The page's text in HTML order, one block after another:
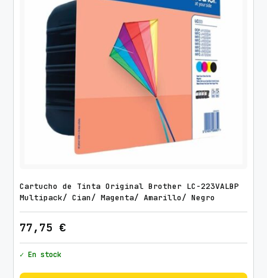
Cartucho de Tinta Original Brother LC-223VALBP
Multipack/ Cian/ Magenta/ Amarillo/ Negro
77,75 €
✓ En stock